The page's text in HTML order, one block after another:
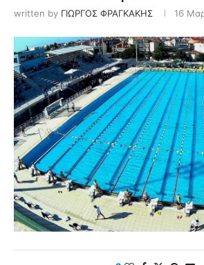
written by ΓΙΩΡΓΟΣ ΦΡΑΓΚΑΚΗΣ 16